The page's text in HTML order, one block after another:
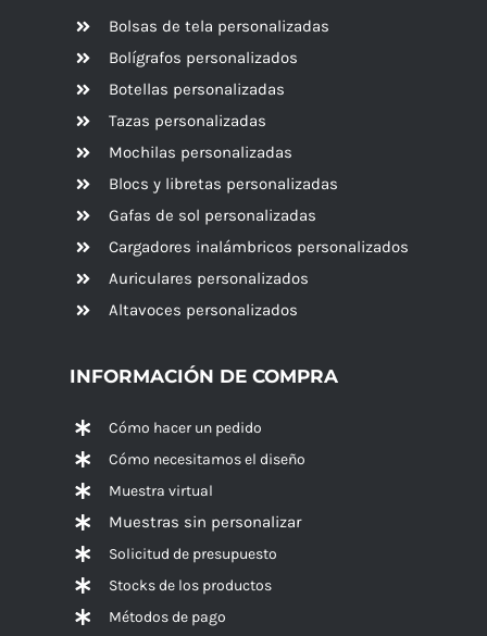
Bolsas de tela personalizadas
Bolígrafos personalizados
Botellas personalizadas
Tazas personalizadas
Mochilas personalizadas
Blocs y libretas personalizadas
Gafas de sol personalizadas
Cargadores inalámbricos personalizados
Auriculares personalizados
Altavoces personalizados
INFORMACIÓN DE COMPRA
Cómo hacer un pedido
Cómo necesitamos el diseño
Muestra virtual
Muestras sin personalizar
Solicitud de presupuesto
Stocks de los productos
Métodos de pago